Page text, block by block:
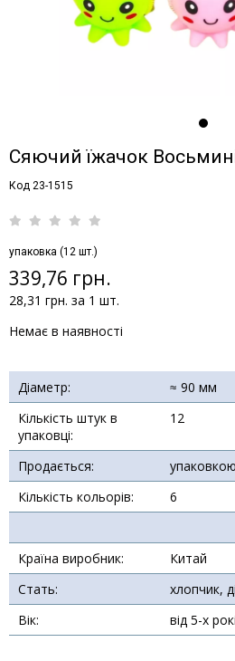
Сяючий їжачок
Код 23-1515
упаковка (12 шт.)
339,76 грн.
28,31 грн. за 1 шт.
Немає в наявності
Діаметр:
≈ 90 мм
Кількість штук в
упаковці:
12
Продається:
упаковкою
Кількість кольорів:
6
Країна виробник:
Китай
Стать:
хлопчик,
Вік:
від 5-х